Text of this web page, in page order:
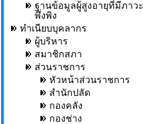
ฐานข้อมูลผู้สูงอายุที่มีภาวะ
พึ่งพิง
ทำเนียบบุคลากร
ผู้บริหาร
สมาชิกสภา
ส่วนราชการ
หัวหน้าส่วนราชการ
สำนักปลัด
กองคลัง
กองช่าง